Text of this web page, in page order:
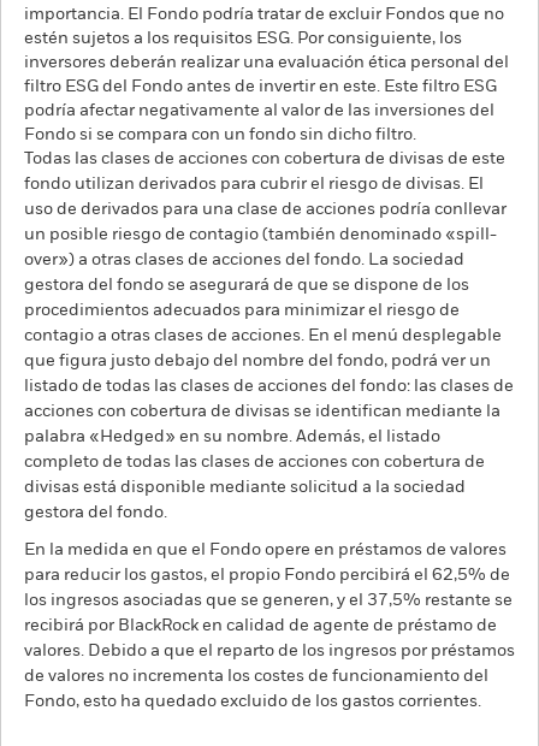
importancia. El Fondo podría tratar de excluir Fondos que no
estén sujetos a los requisitos ESG. Por consiguiente, los
inversores deberán realizar una evaluación ética personal del
filtro ESG del Fondo antes de invertir en este. Este filtro ESG
podría afectar negativamente al valor de las inversiones del
Fondo si se compara con un fondo sin dicho filtro.
Todas las clases de acciones con cobertura de divisas de este
fondo utilizan derivados para cubrir el riesgo de divisas. El
uso de derivados para una clase de acciones podría conllevar
un posible riesgo de contagio (también denominado «spill-
over») a otras clases de acciones del fondo. La sociedad
gestora del fondo se asegurará de que se dispone de los
procedimientos adecuados para minimizar el riesgo de
contagio a otras clases de acciones. En el menú desplegable
que figura justo debajo del nombre del fondo, podrá ver un
listado de todas las clases de acciones del fondo: las clases de
acciones con cobertura de divisas se identifican mediante la
palabra «Hedged» en su nombre. Además, el listado
completo de todas las clases de acciones con cobertura de
divisas está disponible mediante solicitud a la sociedad
gestora del fondo.
En la medida en que el Fondo opere en préstamos de valores
para reducir los gastos, el propio Fondo percibirá el 62,5% de
los ingresos asociadas que se generen, y el 37,5% restante se
recibirá por BlackRock en calidad de agente de préstamo de
valores. Debido a que el reparto de los ingresos por préstamos
de valores no incrementa los costes de funcionamiento del
Fondo, esto ha quedado excluido de los gastos corrientes.